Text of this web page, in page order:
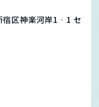
宿区神楽河岸1‐1 セ